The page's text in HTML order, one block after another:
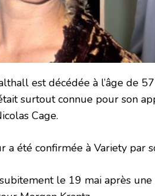
est décédée à l’âge de
surtout connue pour son
Cage.
a été confirmée à Variety par
le 19 mai après une